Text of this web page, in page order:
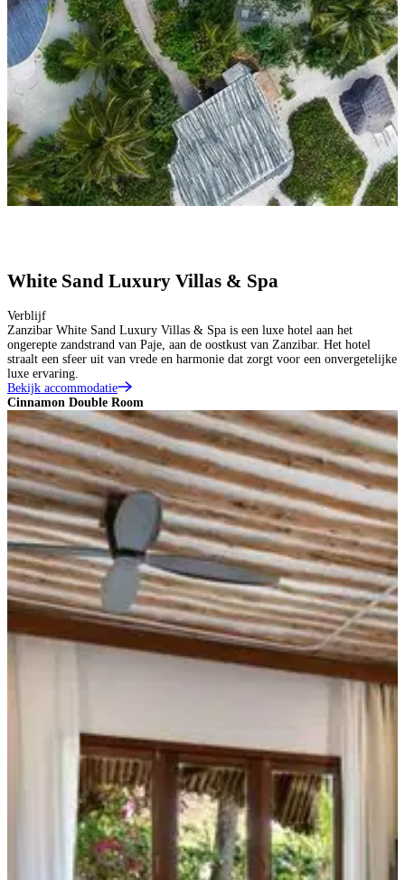
White Sand Luxury Villas & Spa
Verblijf
Zanzibar White Sand Luxury Villas & Spa is een luxe hotel aan het
ongerepte zandstrand van Paje, aan de oostkust van Zanzibar. Het hotel
straalt een sfeer uit van vrede en harmonie dat zorgt voor een onvergetelijke
luxe ervaring.
Bekijk accommodatie
Cinnamon Double Room